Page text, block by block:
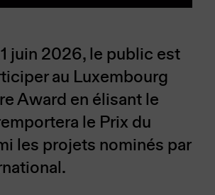
juin 2026, le public est
au Luxembourg
Award en élisant le
le Prix du
les projets nominés par